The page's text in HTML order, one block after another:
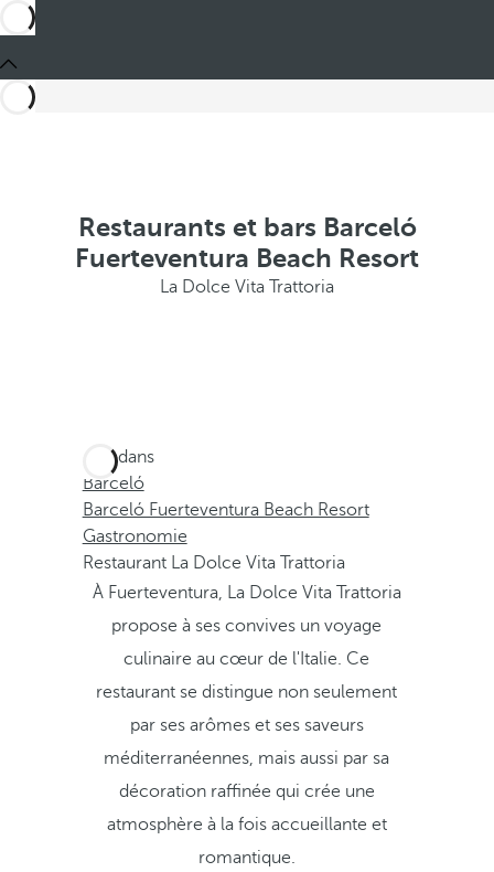
Restaurants et bars Barceló
Fuerteventura Beach Resort
La Dolce Vita Trattoria
Ces dans
Barceló
Barceló Fuerteventura Beach Resort
Gastronomie
Restaurant La Dolce Vita Trattoria
À Fuerteventura, La Dolce Vita Trattoria
propose à ses convives un voyage
culinaire au cœur de l'Italie. Ce
restaurant se distingue non seulement
par ses arômes et ses saveurs
méditerranéennes, mais aussi par sa
décoration raffinée qui crée une
atmosphère à la fois accueillante et
romantique.